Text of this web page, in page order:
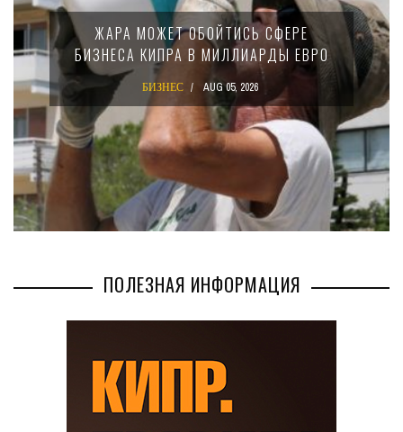
ЖАРА МОЖЕТ ОБОЙТИСЬ СФЕРЕ
БИЗНЕСА КИПРА В МИЛЛИАРДЫ ЕВРО
БИЗНЕС AUG 05, 2026
ПОЛЕЗНАЯ ИНФОРМАЦИЯ